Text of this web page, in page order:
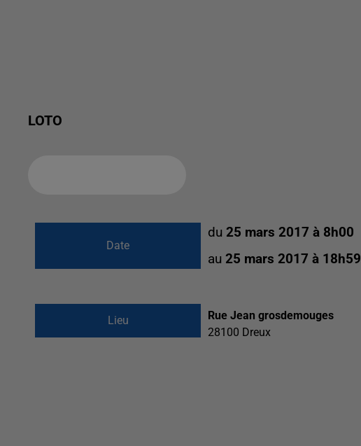
LOTO
Date
du25 mars 2017 à 8h00
au25 mars 2017 à 18h59
Lieu
Rue Jean grosdemouges
28100 Dreux